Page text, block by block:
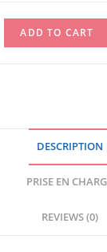
ADD TO CART
DESCRIPTION
PRISE EN
REVIEWS (0)